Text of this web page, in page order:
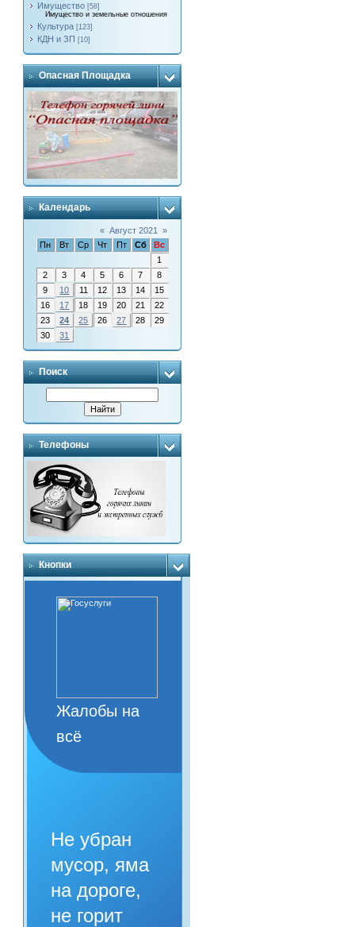
Имущество [58]
Имущество и земельные отношения
Культура [123]
КДН и ЗП [10]
Опасная Площадка
Календарь
« Август 2021
»
Пн
Вт Ср Чт Пт Сб
Вс
1
2
3 4 5 6 7
8
9
10 11 12 13 14
15
16
17 18 19 20 21
22
23
24 25 26 27 28
29
30
31
Поиск
Телефоны
Кнопки
Жалобы на
всё
Не убран
мусор, яма
на дороге,
не горит